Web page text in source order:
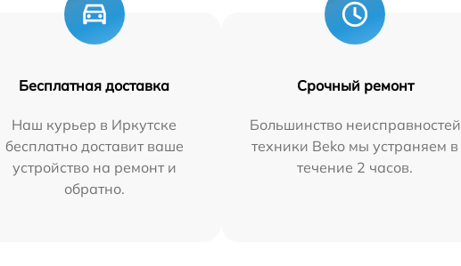
Бесплатная доставка
Наш курьер в Иркутске
бесплатно доставит ваше
устройство на ремонт и
обратно.
Срочный ремонт
Большинство неисправностей
техники Beko мы устраняем в
течение 2 часов.